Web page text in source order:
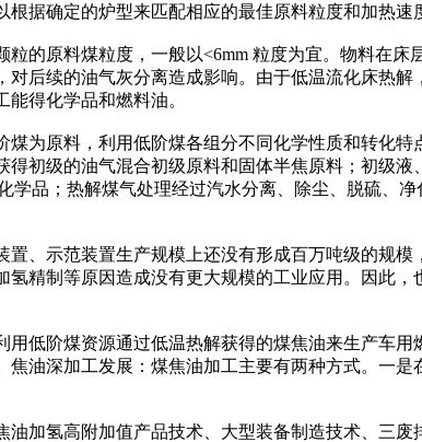
据确定的炉型来匹配相应的最佳原料粒度和加热速
原料煤粒度，一般以<6mm 粒度为宜。物料在床
后续的油气灰分离造成影响。由于低温流化床热
得化学品和燃料油。
原料，利用低阶煤各组分不同化学性质和转化特
初级的油气混合初级原料和固体半焦原料；初级
品；热解煤气处理经过汽水分离、除尘、脱硫、
示范装置生产规模上还没有形成百万吨级的规模
精制等原因造成没有更大规模的工业应用。因此
阶煤资源通过低温热解获得的煤焦油来生产车用
油深加工发展：煤焦油加工主要有两种方式。一
氢高附加值产品技术、大型装备制造技术、三废